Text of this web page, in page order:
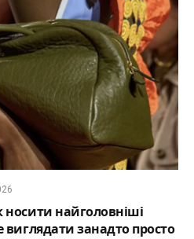
найголовніші
виглядати занадто просто